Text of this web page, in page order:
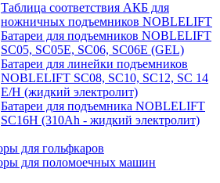
Таблица соответствия АКБ для
ножничных подъемников NOBLELIFT
Батареи для подъемников NOBLELIFT
SC05, SC05E, SC06, SC06E (GEL)
Батареи для линейки подъемников
NOBLELIFT SC08, SC10, SC12, SC 14
E/H (жидкий электролит)
Батареи для подъемника NOBLELIFT
SC16H (310Ah - жидкий электролит)
для гольфкаров
для поломоечных машин